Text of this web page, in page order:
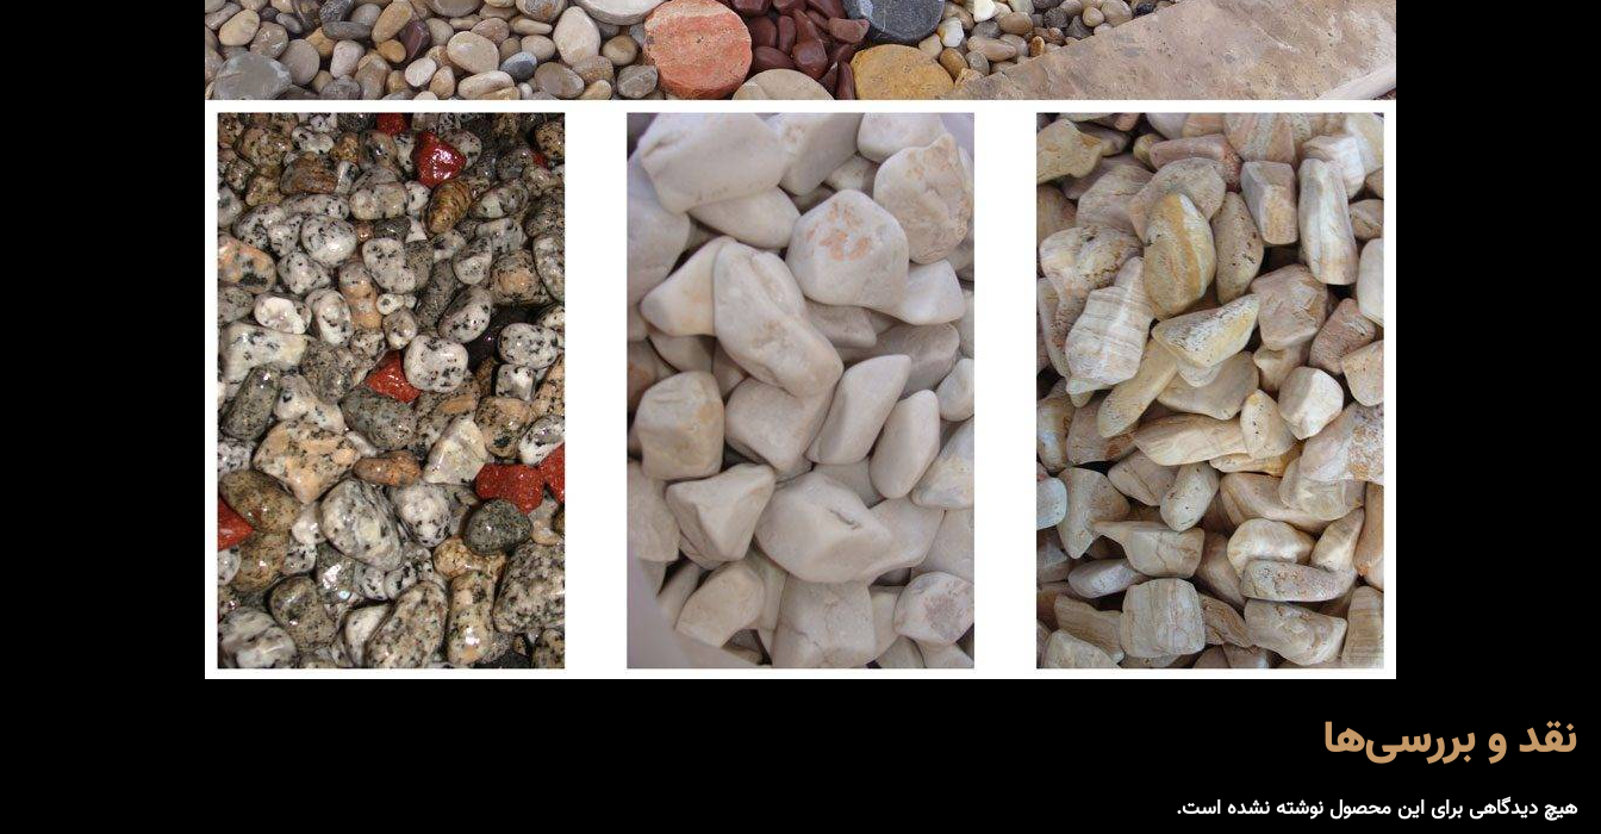
نقد و بررسی‌ها
هیچ دیدگاهی برای این محصول نوشته نشده است.